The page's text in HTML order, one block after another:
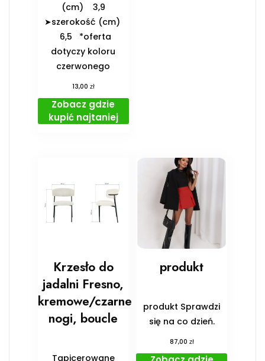
(cm) 3,9
➤szerokość (cm)
6,5 *oferta
dotyczy koloru
czerwonego
13,00 zł
Zobacz gdzie
kupić najtaniej
Krzesło do
jadalni Fresno,
kremowe/czarne
nogi, boucle
Tapicerowane
produkt
produkt Sprawdzi
się na co dzień.
87,00 zł